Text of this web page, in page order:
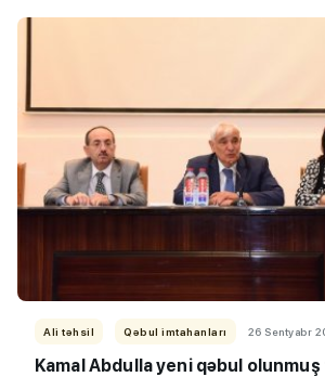
Ali təhsil Qəbul imtahanları 26 Sentyabr
Kamal Abdulla yeni qəbul